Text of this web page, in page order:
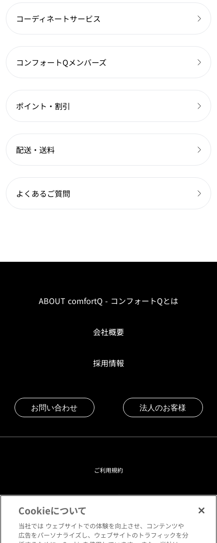
コーディネートサービス
コンフォートQメンバーズ
ポイント・割引
配送・送料
よくあるご質問
ABOUT comfortQ - コンフォートQとは
会社概要
採用情報
お問い合わせ 法人のお客様
ご利用規約
プライバシーポリシー
クッキーポリシー
Cookieについて
当社では ウェブサイトでの体験を向上させ、コンテンツや
広告をパーソナライズし、ウェブサイトのトラフィックを分